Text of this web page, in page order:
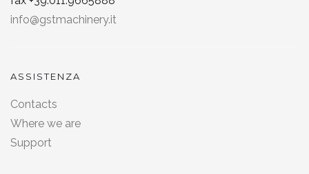
info@gstmachinery.it
ASSISTENZA
Contacts
Where we are
Support